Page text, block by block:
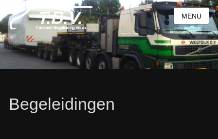
MENU
Begeleidingen